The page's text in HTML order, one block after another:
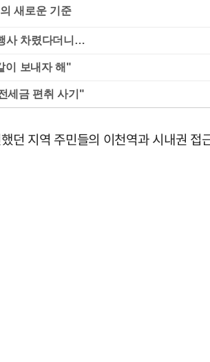
사 차렸다더니…
이 보내자 해"
세금 편취 사기"
던 지역 주민들의 이천역과 시내권